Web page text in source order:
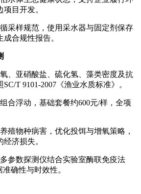
目开发。
采样规范，使用采水器与固定剂保存
合规性报告。
、亚硝酸盐、硫化氢、藻类密度及抗
T 9101-2007《渔业水质标准》。
合浮动，基础套餐约600元/样，全项
殖物种病害，优化投饵与增氧策略，
济损失。
参数探测仪结合实验室酶联免疫法
确性与时效性。